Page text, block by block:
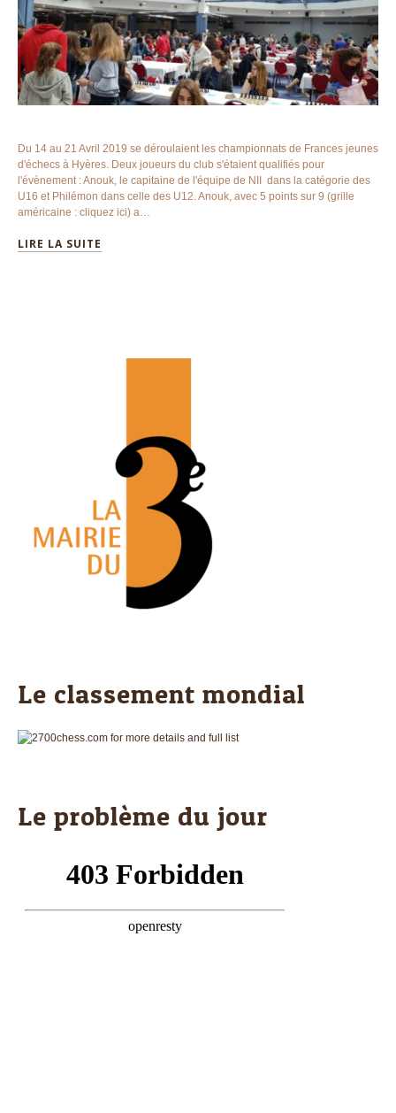
Du 14 au 21 Avril 2019 se déroulaient les championnats de Frances jeunes
d'échecs à Hyères. Deux joueurs du club s'étaient qualifiés pour
l'évènement : Anouk, le capitaine de l'équipe de NII dans la catégorie des
U16 et Philémon dans celle des U12. Anouk, avec 5 points sur 9 (grille
américaine : cliquez ici) a…
LIRE LA SUITE
Le classement mondial
Le problème du jour